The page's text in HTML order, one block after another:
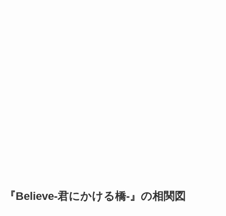
『Believe-君にかける橋-』の相関図